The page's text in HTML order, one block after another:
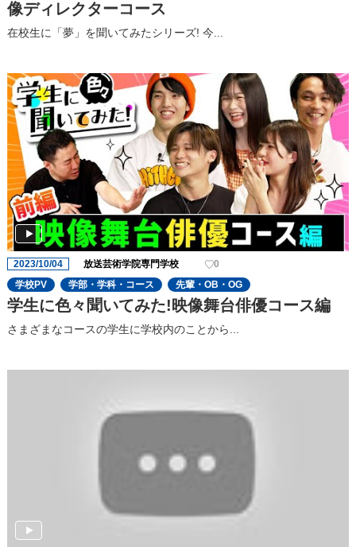
像ディレクターコース
在校生に「夢」を聞いてみたシリーズ! 今...
2023/10/04 放送芸術学院専門学校
0
学校PV
学部・学科・コース 先輩・OB・OG
学生に色々聞いてみた!映像舞台俳優コース編
さまざまなコースの学生に学校内のことから...